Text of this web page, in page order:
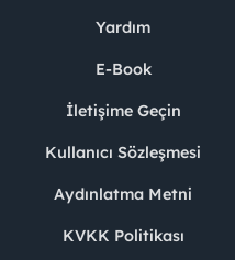
Yardım
E-Book
İletişime Geçin
Kullanıcı Sözleşmesi
Aydınlatma Metni
KVKK Politikası